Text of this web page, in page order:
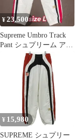
¥23,500
Supreme Umbro Track
Pant シュプリーム アン
ブロ パンツ
¥ 15,980
SUPREME シュプリー